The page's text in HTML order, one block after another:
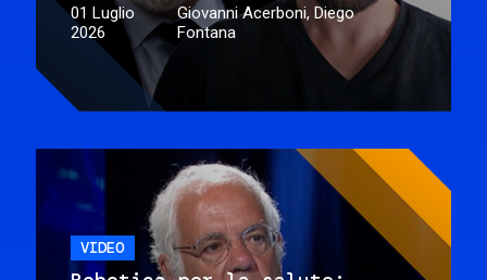
01 Luglio
2026
Giovanni Acerboni, Diego
Fontana
VIDEO